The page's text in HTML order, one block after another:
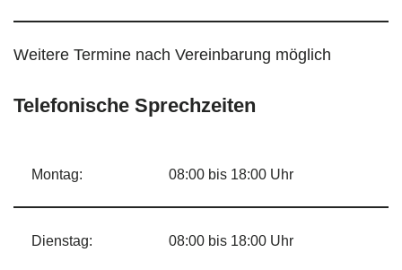
Weitere Termine nach Vereinbarung möglich
Telefonische Sprechzeiten
Montag: 08:00 bis 18:00 Uhr
Dienstag: 08:00 bis 18:00 Uhr